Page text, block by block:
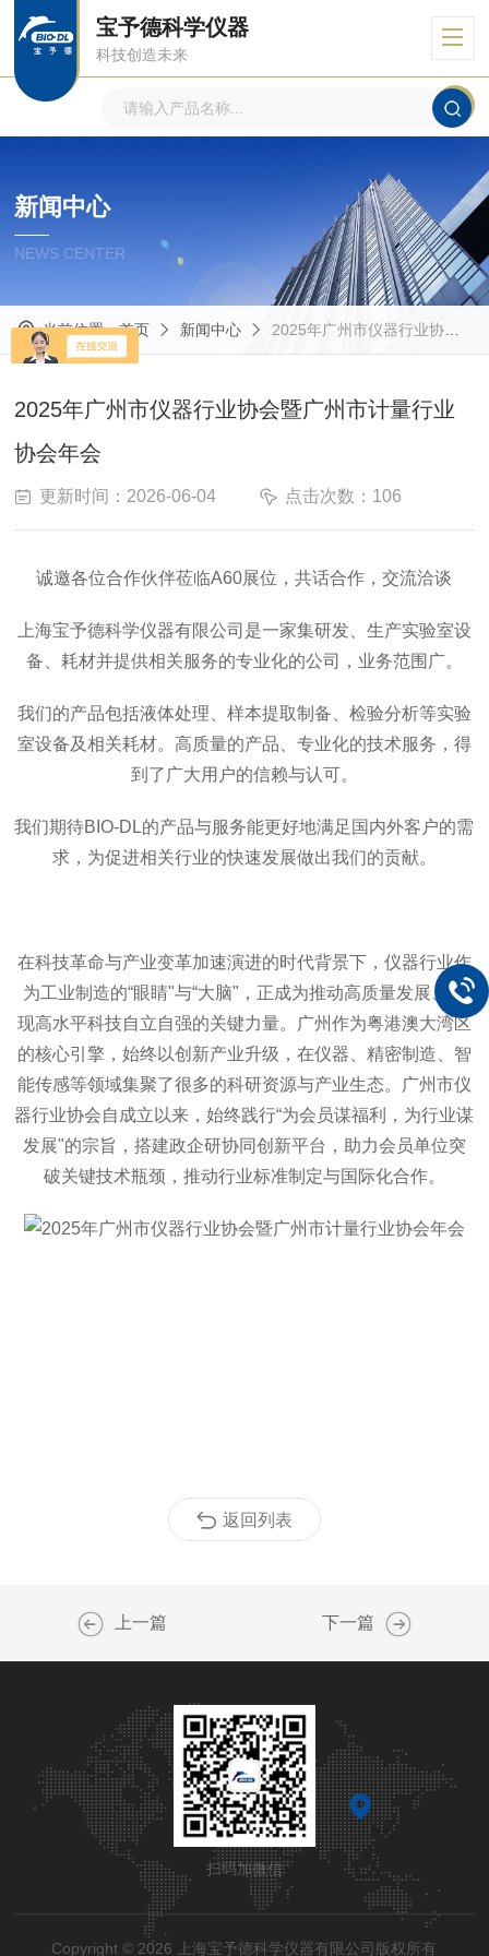
宝予德科学仪器
科技创造未来
新闻中心
NEWS CENTER
当前位置：首页 新闻中心 2025年广州市仪器行业协会暨广州市计量行业协会年会
2025年广州市仪器行业协会暨广州市计量行业
协会年会
更新时间：2026-06-04 点击次数：106
诚邀各位合作伙伴莅临A60展位，共话合作，交流洽谈
上海宝予德科学仪器有限公司是一家集研发、生产实验室设
备、耗材并提供相关服务的专业化的公司，业务范围广。
我们的产品包括液体处理、样本提取制备、检验分析等实验
室设备及相关耗材。高质量的产品、专业化的技术服务，得
到了广大用户的信赖与认可。
我们期待BIO-DL的产品与服务能更好地满足国内外客户的需
求，为促进相关行业的快速发展做出我们的贡献。
在科技革命与产业变革加速演进的时代背景下，仪器行业作
为工业制造的“眼睛"与“大 脑" ，正成为推动高质量发展、实
现高水平科技自立自强的关键力量。广州作为粤港澳大湾区
的核心引擎，始终以创新产业升级，在仪器、精密制造、智
能传感等领域集聚了很多的科研资源与产业生态。广州市仪
器行业协会自成立以来，始终践行“为会员谋福利，为行业谋
发展"的宗旨，搭建政企研协同创新平台，助力会员单位突
破关键技术瓶颈，推动行业标准制定与国际化合作。
返回列表
上一篇 下一篇
扫码加微信
Copyright © 2026 上海宝予德科学仪器有限公司版权所有